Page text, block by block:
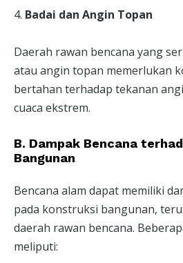
4. Badai dan Angin Topan
Daerah rawan bencana yang
atau angin topan memerlukan
bertahan terhadap tekanan
cuaca ekstrem.
B. Dampak Bencana
Bangunan
Bencana alam dapat memiliki
pada konstruksi bangunan,
daerah rawan bencana.
meliputi: